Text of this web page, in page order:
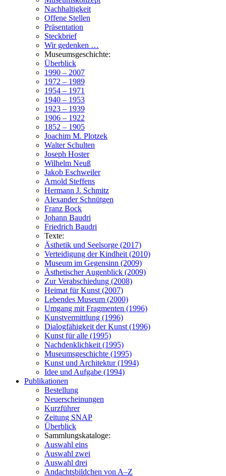
Nachhaltigkeit
Offene Stellen
Präsentation
Steckbrief
Wir gedenken …
Museumsgeschichte:
Überblick
1990 – 2007
1972 – 1989
1954 – 1971
1940 – 1953
1923 – 1939
1906 – 1922
1852 – 1905
Joachim M. Plotzek
Walter Schulten
Joseph Hoster
Wilhelm Neuß
Jakob Eschweiler
Arnold Steffens
Hermann J. Schmitz
Alexander Schnütgen
Franz Bock
Johann Baudri
Friedrich Baudri
Texte:
Ästhetik und Seelsorge (2017)
Verteidigung der Kindheit (2010)
Museum im Gegensinn (2009)
Ästhetischer Augenblick (2009)
Zur Verabschiedung (2008)
Heimat für Kunst (2007)
Lebendes Museum (2000)
Umgang mit Fragmenten (1996)
Kunstvermittlung (1996)
Dialogfähigkeit der Kunst (1996)
Kunst für alle (1995)
Nachdenklichkeit (1995)
Museumsgeschichte (1995)
Kunst und Architektur (1994)
Idee und Aufgabe (1994)
Publikationen
Bestellung
Neuerscheinungen
Kurzführer
Zeitung SNAP
Überblick
Sammlungskataloge:
Auswahl eins
Auswahl zwei
Auswahl drei
Andachtsbildchen von A–Z